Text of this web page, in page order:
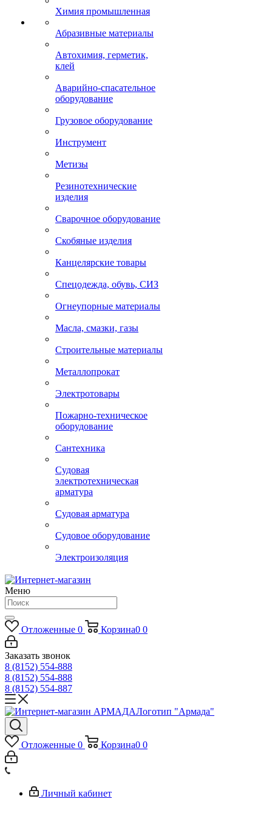
Химия промышленная
Абразивные материалы
Автохимия, герметик,
клей
Аварийно-спасательное
оборудование
Грузовое оборудование
Инструмент
Метизы
Резинотехнические
изделия
Сварочное оборудование
Скобяные изделия
Канцелярские товары
Спецодежда, обувь, СИЗ
Огнеупорные материалы
Масла, смазки, газы
Строительные материалы
Металлопрокат
Электротовары
Пожарно-техническое
оборудование
Сантехника
Судовая
электротехническая
арматура
Судовая арматура
Судовое оборудование
Электроизоляция
Меню
Отложенные 0 Корзина0 0
Заказать звонок
8 (8152) 554-888
8 (8152) 554-888
8 (8152) 554-887
Логотип "Армада"
Отложенные 0 Корзина0 0
Личный кабинет